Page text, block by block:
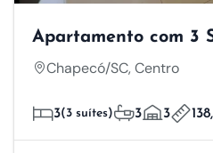
Apartamento com 3
Chapecó/SC, Centro
3(3 suítes) 3 3